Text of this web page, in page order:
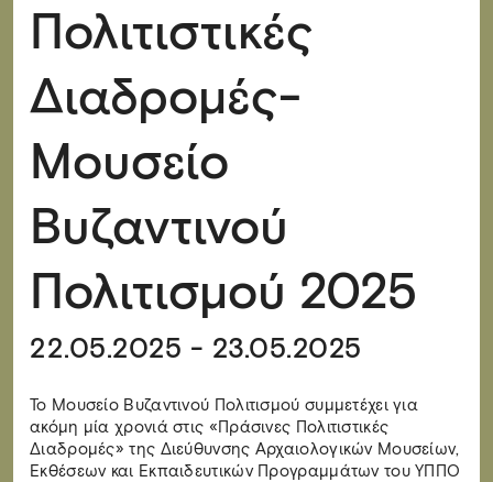
Πολιτιστικές
Διαδρομές-
Μουσείο
Βυζαντινού
Πολιτισμού 2025
22.05.2025 - 23.05.2025
Το Μουσείο Βυζαντινού Πολιτισμού συμμετέχει για
ακόμη μία χρονιά στις «Πράσινες Πολιτιστικές
Διαδρομές» της Διεύθυνσης Αρχαιολογικών Μουσείων,
Εκθέσεων και Εκπαιδευτικών Προγραμμάτων του ΥΠΠΟ